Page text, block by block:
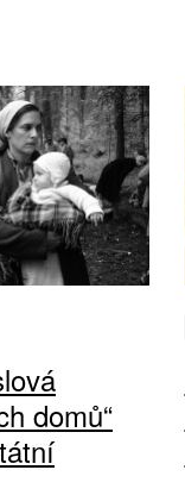
domů“